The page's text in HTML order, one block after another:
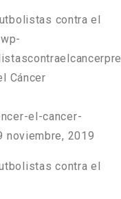
contra el
Cáncer
el-cancer-
noviembre, 2019
contra el